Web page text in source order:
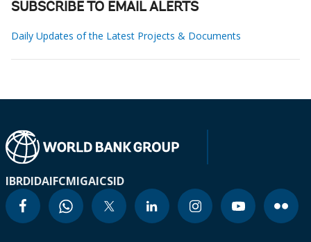
SUBSCRIBE TO EMAIL ALERTS
Daily Updates of the Latest Projects & Documents
IBRDIDAIFCMIGAICSID